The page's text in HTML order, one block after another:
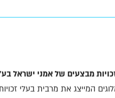
של אמני ישראל בע"מ ח.פ 520043126 (להלן:
המייצג את מרבית בעלי